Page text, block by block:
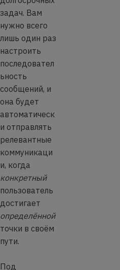
задач. Вам
нужно всего
лишь один раз
настроить
последовател
ьность
сообщений, и
она будет
автоматическ
и отправлять
релевантные
коммуникаци
и, когда
конкретный
пользователь
достигает
определённой
точки в своём
пути.
Под